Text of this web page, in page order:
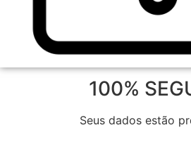
100%
Seus dados estão